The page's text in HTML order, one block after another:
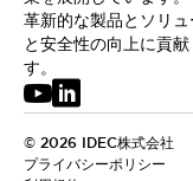
革新的な製品とソリ
と安全性の向上に貢
す。
© 2026 IDEC株式会社
プライバシーポリシー